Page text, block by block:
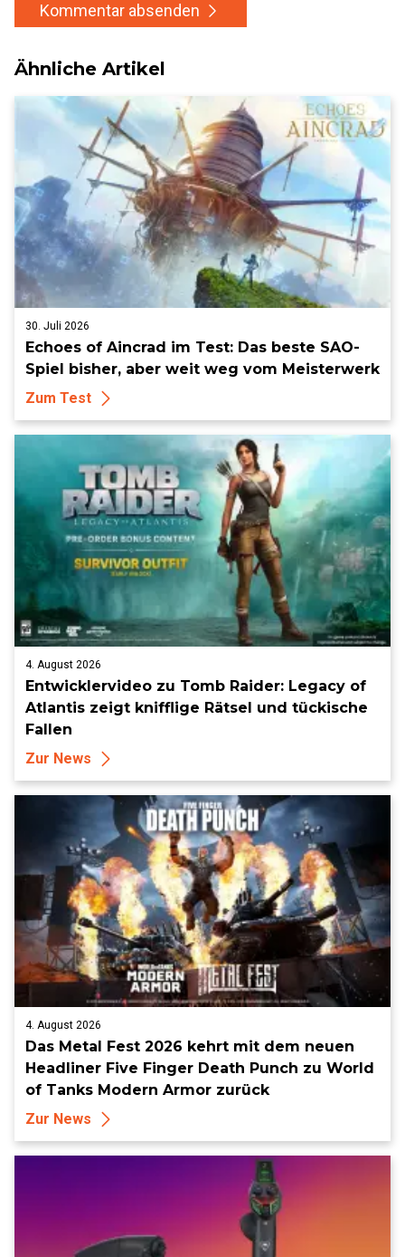
Kommentar absenden
Ähnliche Artikel
30. Juli 2026
Echoes of Aincrad im Test: Das beste SAO-
Spiel bisher, aber weit weg vom Meisterwerk
Zum Test
4. August 2026
Entwicklervideo zu Tomb Raider: Legacy of
Atlantis zeigt knifflige Rätsel und tückische
Fallen
Zur News
4. August 2026
Das Metal Fest 2026 kehrt mit dem neuen
Headliner Five Finger Death Punch zu World
of Tanks Modern Armor zurück
Zur News